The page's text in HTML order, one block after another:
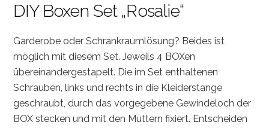
DIY Boxen Set „Rosalie“
Garderobe oder Schrankraumlösung? Beides ist
möglich mit diesem Set. Jeweils 4 BOXen
übereinandergestapelt. Die im Set enthaltenen
Schrauben, links und rechts in die Kleiderstange
geschraubt, durch das vorgegebene Gewindeloch der
BOX stecken und mit den Muttern fixiert. Entscheiden